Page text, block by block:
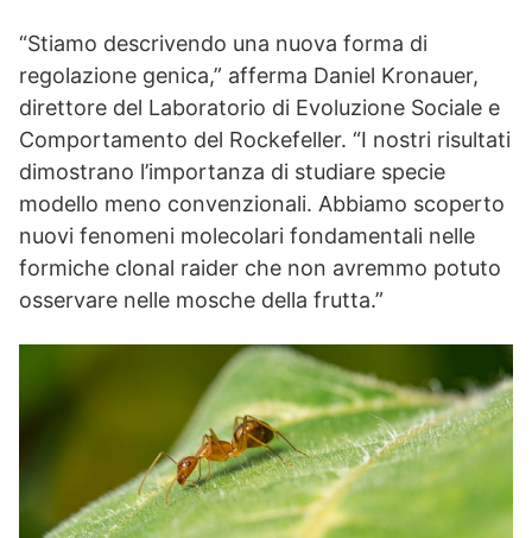
“Stiamo descrivendo una nuova forma di
regolazione genica,” afferma Daniel Kronauer,
direttore del Laboratorio di Evoluzione Sociale e
Comportamento del Rockefeller. “I nostri risultati
dimostrano l’importanza di studiare specie
modello meno convenzionali. Abbiamo scoperto
nuovi fenomeni molecolari fondamentali nelle
formiche clonal raider che non avremmo potuto
osservare nelle mosche della frutta.”